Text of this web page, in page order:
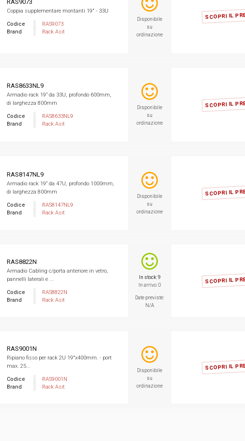
SCOPRI IL
RAS9073
Coppia supplementare montanti 19" - 33U
Codice
RAS9073
Brand
Rack Asit
Disponibile
su
ordinazione
SCOPRI IL
RAS8633NL9
Armadio rack 19” da 33U, profondo 600mm,
di larghezza 800mm
Codice
RAS8633NL9
Brand
Rack Asit
Disponibile
su
ordinazione
SCOPRI IL
RAS8147NL9
Armadio rack 19” da 47U, profondo 1000mm,
di larghezza 800mm
Codice
RAS8147NL9
Brand
Rack Asit
Disponibile
su
ordinazione
SCOPRI IL
RAS8822N
Armadio Cabling c/porta anteriore in vetro,
pannelli laterali e ...
Codice
RAS8822N
Brand
Rack Asit
In stock: 9
In arrivo: 0
Date previste:
N/A
SCOPRI IL
RAS9001N
Ripiano fisso per rack 2U 19"x400mm. - port
max. 25...
Codice
RAS9001N
Brand
Rack Asit
Disponibile
su
ordinazione